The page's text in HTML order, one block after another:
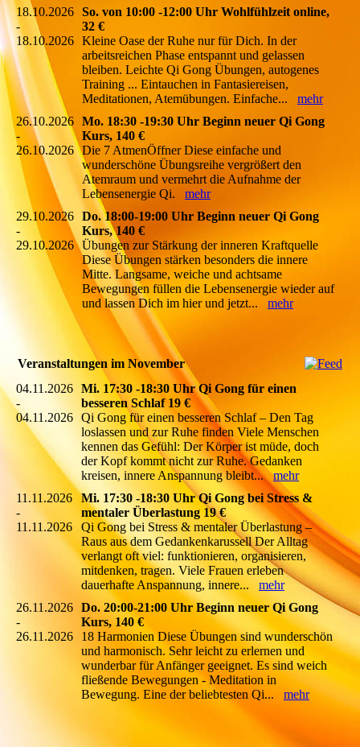
18.10.2026
-
18.10.2026
So. von 10:00 -12:00 Uhr Wohlfühlzeit online,
32 €
Kleine Oase der Ruhe nur für Dich. In der
arbeitsreichen Phase entspannt und gelassen
bleiben. Leichte Qi Gong Übungen, autogenes
Training ... Eintauchen in Fantasiereisen,
Meditationen, Atemübungen. Einfache... mehr
26.10.2026
-
26.10.2026
Mo. 18:30 -19:30 Uhr Beginn neuer Qi Gong
Kurs, 140 €
Die 7 AtmenÖffner Diese einfache und
wunderschöne Übungsreihe vergrößert den
Atemraum und vermehrt die Aufnahme der
Lebensenergie Qi. mehr
29.10.2026
-
29.10.2026
Do. 18:00-19:00 Uhr Beginn neuer Qi Gong
Kurs, 140 €
Übungen zur Stärkung der inneren Kraftquelle
Diese Übungen stärken besonders die innere
Mitte. Langsame, weiche und achtsame
Bewegungen füllen die Lebensenergie wieder auf
und lassen Dich im hier und jetzt... mehr
Veranstaltungen im November
04.11.2026
-
04.11.2026
Mi. 17:30 -18:30 Uhr Qi Gong für einen
besseren Schlaf 19 €
Qi Gong für einen besseren Schlaf – Den Tag
loslassen und zur Ruhe finden Viele Menschen
kennen das Gefühl: Der Körper ist müde, doch
der Kopf kommt nicht zur Ruhe. Gedanken
kreisen, innere Anspannung bleibt...mehr
11.11.2026
-
11.11.2026
Mi. 17:30 -18:30 Uhr Qi Gong bei Stress &
mentaler Überlastung 19 €
Qi Gong bei Stress & mentaler Überlastung –
Raus aus dem Gedankenkarussell Der Alltag
verlangt oft viel: funktionieren, organisieren,
mitdenken, tragen. Viele Frauen erleben
dauerhafte Anspannung, innere... mehr
26.11.2026
-
26.11.2026
Do. 20:00-21:00 Uhr Beginn neuer Qi Gong
Kurs, 140 €
18 Harmonien Diese Übungen sind wunderschön
und harmonisch. Sehr leicht zu erlernen und
wunderbar für Anfänger geeignet. Es sind weich
fließende Bewegungen - Meditation in
Bewegung. Eine der beliebtesten Qi... mehr